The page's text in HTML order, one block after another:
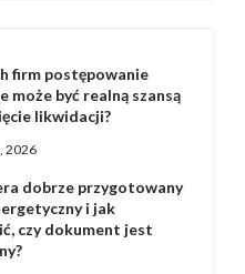
firm postępowanie
może być realną szansą
likwidacji?
2026
dobrze przygotowany
i jak
czy dokument jest